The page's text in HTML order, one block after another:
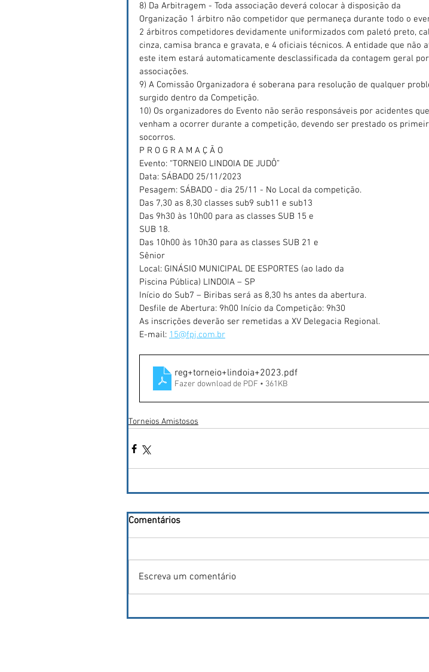
8) Da Arbitragem - Toda associação deverá colocar à disposição da
Organização 1 árbitro não competidor que permaneça durante todo o
2 árbitros competidores devidamente uniformizados com paletó preto,
cinza, camisa branca e gravata, e 4 oficiais técnicos. A entidade que não
este item estará automaticamente desclassificada da contagem geral por
associações.
9) A Comissão Organizadora é soberana para resolução de qualquer
surgido dentro da Competição.
10) Os organizadores do Evento não serão responsáveis por acidentes que
venham a ocorrer durante a competição, devendo ser prestado os
socorros.
P R O G R A M A Ç Ã O
Evento: “TORNEIO LINDOIA DE JUDÔ”
Data: SÁBADO 25/11/2023
Pesagem: SÁBADO - dia 25/11 - No Local da competição.
Das 7,30 as 8,30 classes sub9 sub11 e sub13
Das 9h30 às 10h00 para as classes SUB 15 e
SUB 18.
Das 10h00 às 10h30 para as classes SUB 21 e
Sênior
Local: GINÁSIO MUNICIPAL DE ESPORTES (ao lado da
Piscina Pública) LINDOIA – SP
Início do Sub7 – Biribas será as 8,30 hs antes da abertura.
Desfile de Abertura: 9h00 Início da Competição: 9h30
As inscrições deverão ser remetidas a XV Delegacia Regional.
E-mail: 15@fpj.com.br
reg+torneio+lindoia+2023.pdf
Fazer download de PDF • 361KB
Torneios Amistosos
Comentários
Escreva um comentário